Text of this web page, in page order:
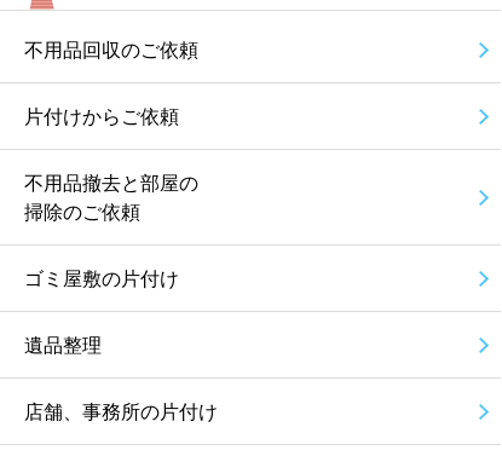
不用品回収のご依頼
片付けからご依頼
不用品撤去と部屋の
掃除のご依頼
ゴミ屋敷の片付け
遺品整理
店舗、事務所の片付け